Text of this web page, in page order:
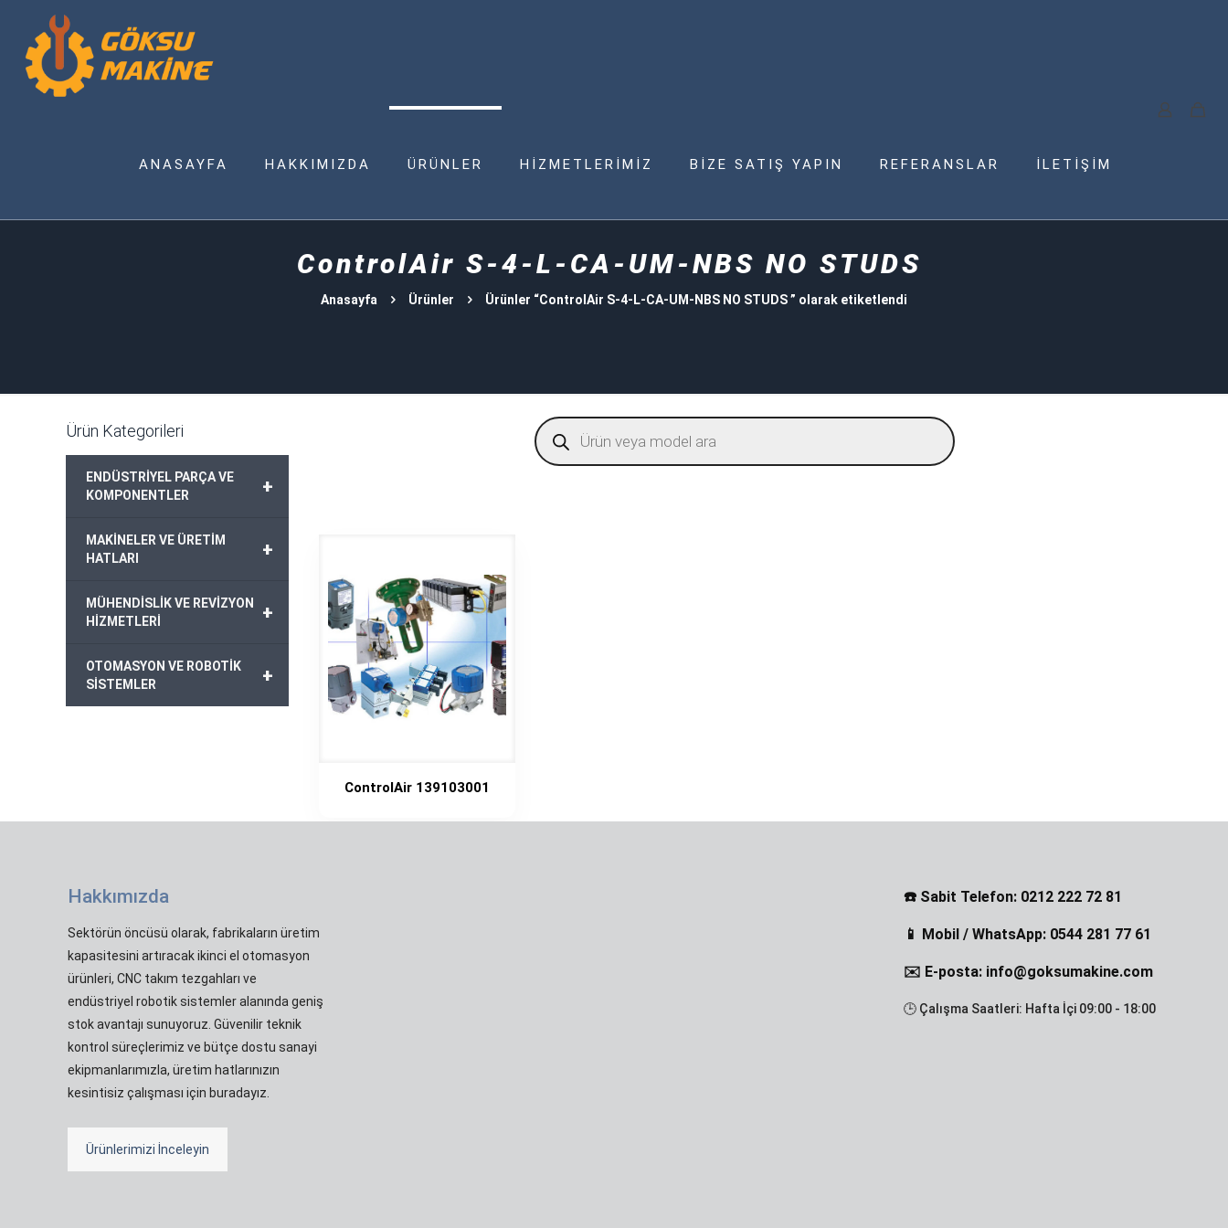
ANASAYFA HAKKIMIZDA ÜRÜNLER HİZMETLERİMİZ BİZE SATIŞ YAPIN REFERANSLAR İLETİŞİM
ControlAir S-4-L-CA-UM-NBS NO STUDS
Anasayfa Ürünler Ürünler “ControlAir S-4-L-CA-UM-NBS NO STUDS ” olarak etiketlendi
Products
search
ControlAir 139103001
Ürün Kategorileri
+
ENDÜSTRİYEL PARÇA VE
KOMPONENTLER
+
MAKİNELER VE ÜRETİM
HATLARI
+
MÜHENDİSLİK VE REVİZYON
HİZMETLERİ
+
OTOMASYON VE ROBOTİK
SİSTEMLER
Hakkımızda
Sektörün öncüsü olarak, fabrikaların üretim
kapasitesini artıracak ikinci el otomasyon
ürünleri, CNC takım tezgahları ve
endüstriyel robotik sistemler alanında geniş
stok avantajı sunuyoruz. Güvenilir teknik
kontrol süreçlerimiz ve bütçe dostu sanayi
ekipmanlarımızla, üretim hatlarınızın
kesintisiz çalışması için buradayız.
Ürünlerimizi İnceleyin
☎️ Sabit Telefon: 0212 222 72 81
📱 Mobil / WhatsApp: 0544 281 77 61
✉️ E-posta: info@goksumakine.com
🕒 Çalışma Saatleri: Hafta İçi 09:00 - 18:00